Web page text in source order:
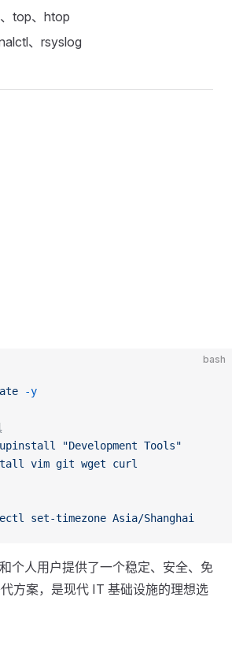
top、htop
、rsyslog
bash
-y
"Development Tools"
vim git wget curl
set-timezone Asia/Shanghai
个人用户提供了一个稳定、安全、免
方案，是现代 IT 基础设施的理想选